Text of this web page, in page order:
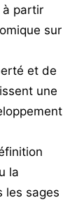
à partir
sur
et de
une
la
les sages